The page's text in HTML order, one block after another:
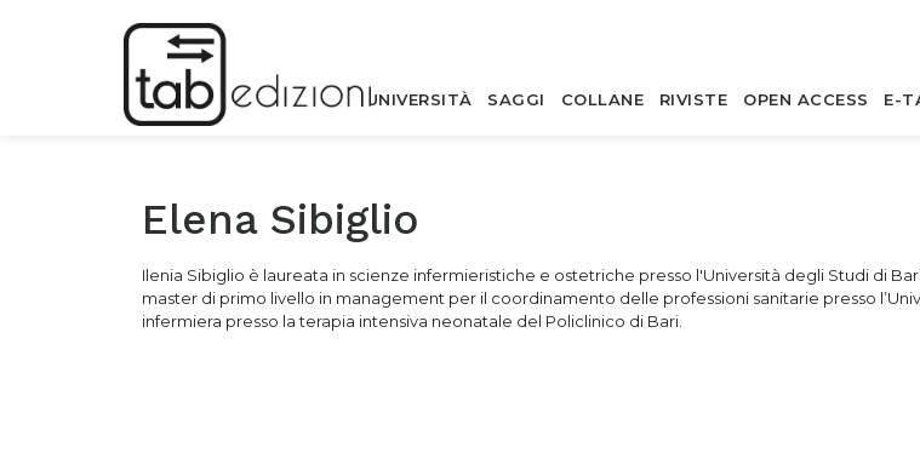
UNIVERSITÀ SAGGI COLLANE RIVISTE OPEN ACCESS E-
Elena Sibiglio
Ilenia Sibiglio è laureata in scienze infermieristiche e ostetriche presso l'Università degli Studi di
master di primo livello in management per il coordinamento delle professioni sanitarie presso
infermiera presso la terapia intensiva neonatale del Policlinico di Bari.